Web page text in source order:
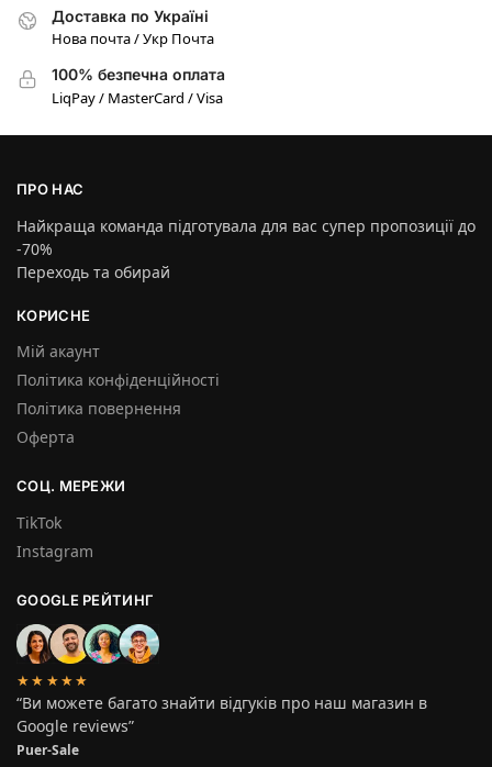
Доставка по Україні
Нова почта / Укр Почта
100% безпечна оплата
LiqPay / MasterCard / Visa
ПРО НАС
Найкраща команда підготувала для вас супер пропозиції до
-70%
Переходь та обирай
КОРИСНЕ
Мій акаунт
Політика конфіденційності
Політика повернення
Оферта
СОЦ. МЕРЕЖИ
TikTok
Instagram
GOOGLE РЕЙТИНГ
★★★★★
“Ви можете багато знайти відгуків про наш магазин в
Google reviews”
Puer-Sale